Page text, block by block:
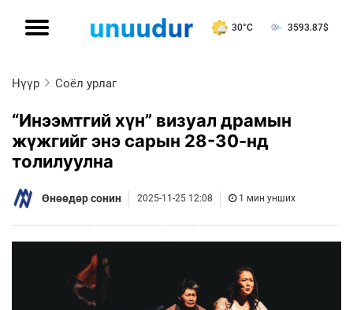
30°C 3593.87$
Нүүр Соёл урлаг
“Инээмтгий хүн” визуал драмын
жүжгийг энэ сарын 28-30-нд
толилуулна
Өнөөдөр сонин 2025-11-25 12:08 1 мин унших